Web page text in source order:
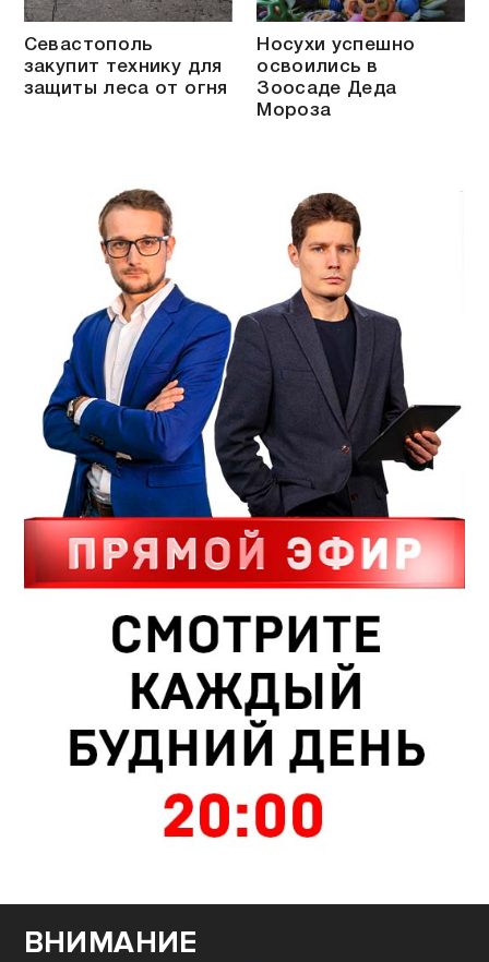
Севастополь
закупит технику для
защиты леса от огня
Носухи успешно
освоились в
Зоосаде Деда
Мороза
ВНИМАНИЕ